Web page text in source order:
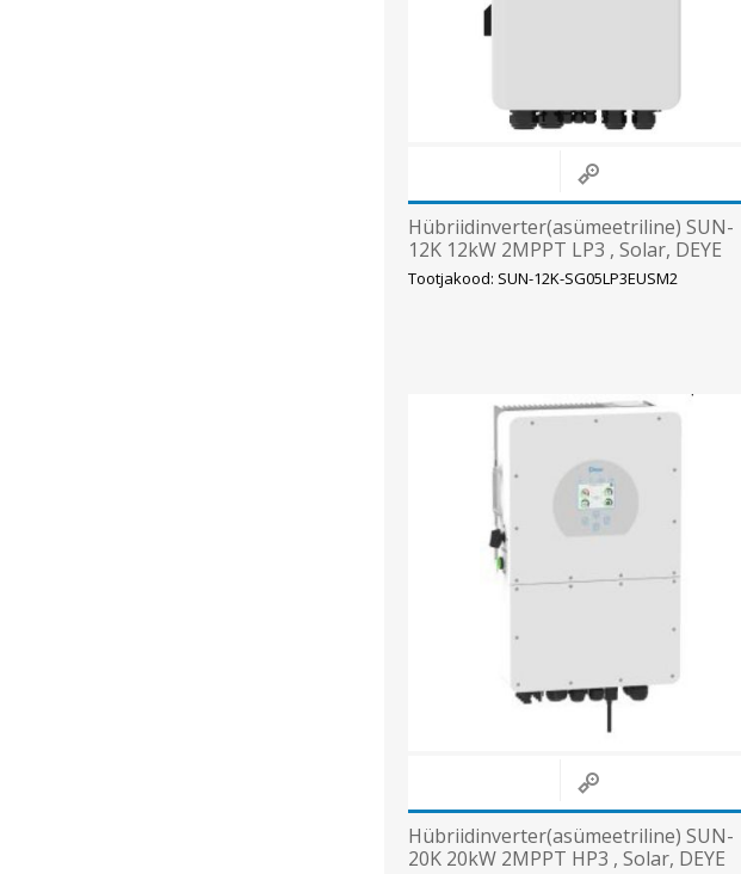
Hübriidinverter(asümeetriline) SUN-
12K 12kW 2MPPT LP3 , Solar, DEYE
Tootjakood: SUN-12K-SG05LP3EUSM2
Hübriidinverter(asümeetriline) SUN-
20K 20kW 2MPPT HP3 , Solar, DEYE